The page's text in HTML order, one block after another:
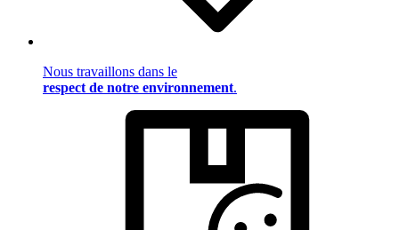
Nous travaillons dans le
respect de notre environnement.